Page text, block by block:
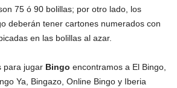
75 ó 90 bolillas; por otro lado, los
deberán tener cartones numerados con
en las bolillas al azar.
para jugar Bingo encontramos a El Bingo,
Ya, Bingazo, Online Bingo y Iberia